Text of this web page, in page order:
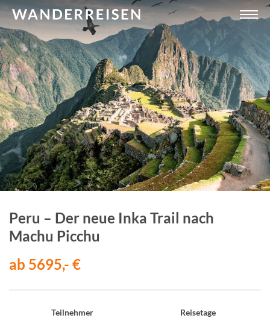
Peru – Der neue Inka Trail nach
Machu Picchu
ab 5695,- €
Teilnehmer Reisetage